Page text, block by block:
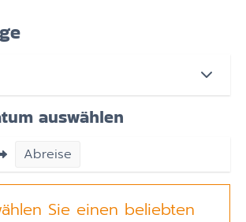
auswählen
Abreise
Sie einen beliebten